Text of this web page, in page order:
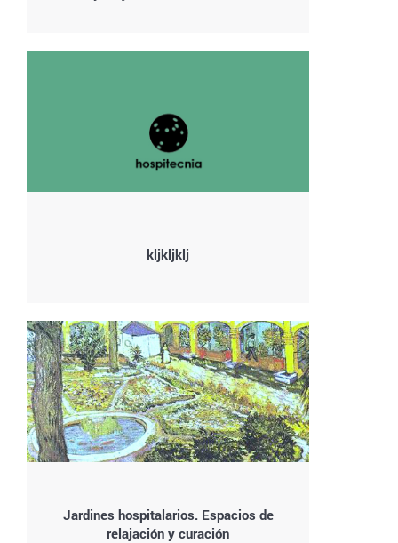
kljkljklj
Jardines hospitalarios. Espacios de
relajación y curación